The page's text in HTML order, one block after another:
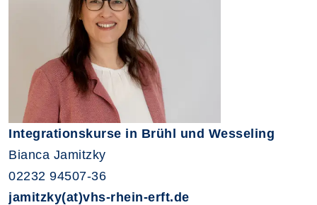
Integrationskurse in Brühl und Wesseling
Bianca Jamitzky
02232 94507-36
jamitzky(at)vhs-rhein-erft.de